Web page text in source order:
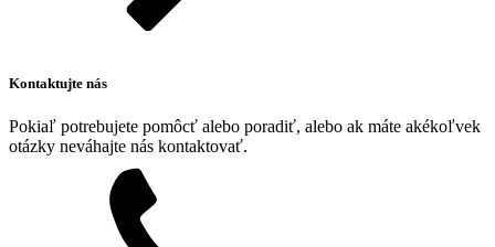
Kontaktujte nás
Pokiaľ potrebujete pomôcť alebo poradiť, alebo ak máte akékoľvek
otázky neváhajte nás kontaktovať.